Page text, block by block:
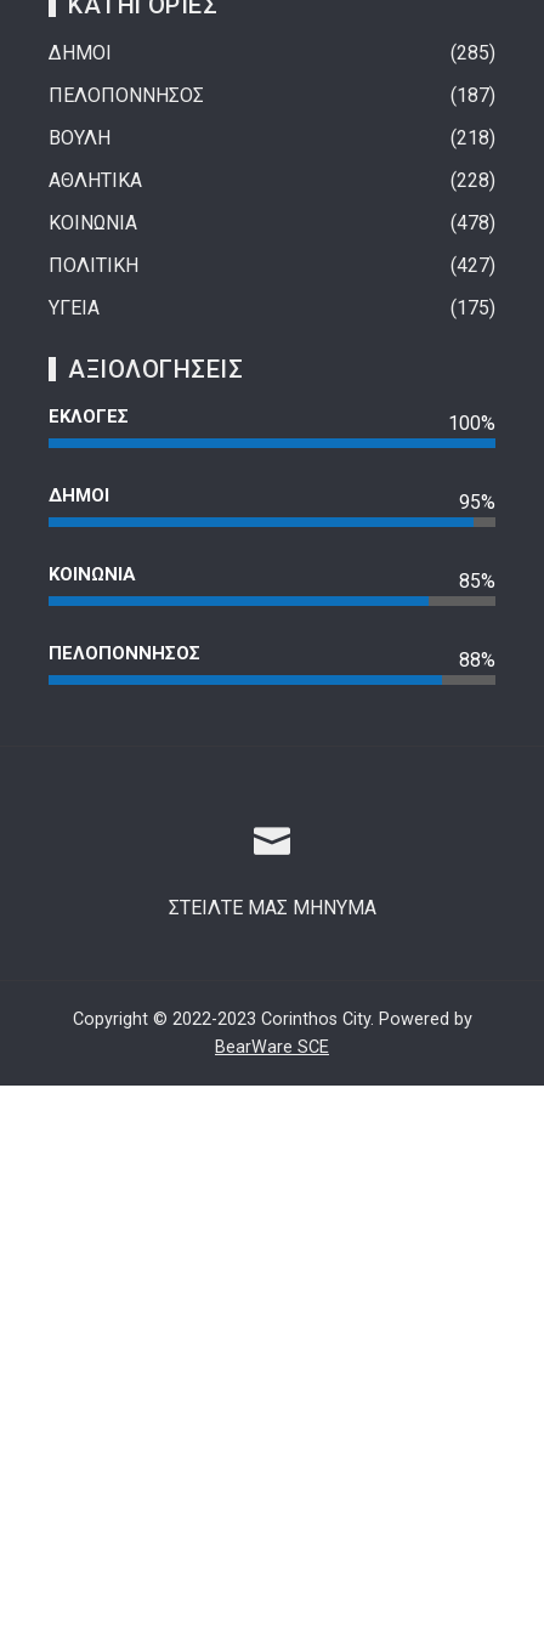
ΔΗΜΟΙ
285
ΠΕΛΟΠΟΝΝΗΣΟΣ
187
ΒΟΥΛΗ
218
ΑΘΛΗΤΙΚΑ
228
ΚΟΙΝΩΝΙΑ
478
ΠΟΛΙΤΙΚΗ
427
ΥΓΕΙΑ
175
ΑΞΙΟΛΟΓΗΣΕΙΣ
ΕΚΛΟΓΕΣ 100%
ΔΗΜΟΙ 95%
ΚΟΙΝΩΝΙΑ 85%
ΠΕΛΟΠΟΝΝΗΣΟΣ 88%
ΣΤΕΙΛΤΕ ΜΑΣ ΜΗΝΥΜΑ
Copyright © 2022-2023 Corinthos City. Powered by
BearWare SCE